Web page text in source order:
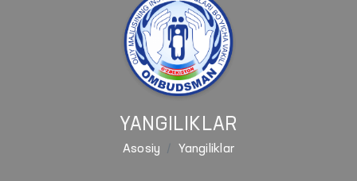
YANGILIKLAR
Asosiy Yangiliklar